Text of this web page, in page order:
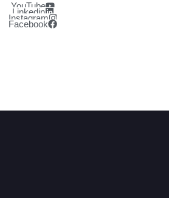
YouTube
Linkedin
Instagram
Facebook